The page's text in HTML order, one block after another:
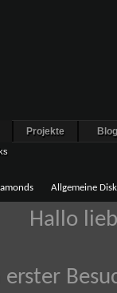
Projekte
Allgemeine
Hallo